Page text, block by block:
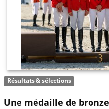
Résultats & sélections
Une médaille de